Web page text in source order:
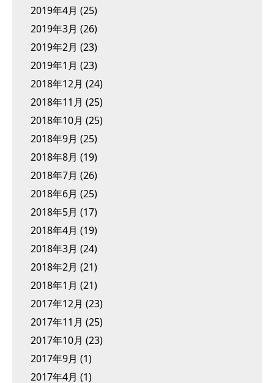
2019年4月 (25)
2019年3月 (26)
2019年2月 (23)
2019年1月 (23)
2018年12月 (24)
2018年11月 (25)
2018年10月 (25)
2018年9月 (25)
2018年8月 (19)
2018年7月 (26)
2018年6月 (25)
2018年5月 (17)
2018年4月 (19)
2018年3月 (24)
2018年2月 (21)
2018年1月 (21)
2017年12月 (23)
2017年11月 (25)
2017年10月 (23)
2017年9月 (1)
2017年4月 (1)